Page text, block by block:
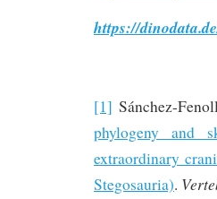
https://
[1] Sánchez-
phylogeny and
extraordinary
Stegosauria).